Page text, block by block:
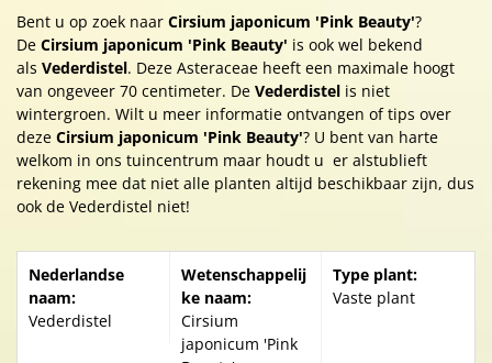
Bent u op zoek naar Cirsium japonicum 'Pink Beauty'?
De Cirsium japonicum 'Pink Beauty' is ook wel bekend
als Vederdistel. Deze Asteraceae heeft een maximale hoogt
van ongeveer 70 centimeter. De Vederdistel is niet
wintergroen. Wilt u meer informatie ontvangen of tips over
deze Cirsium japonicum 'Pink Beauty'? U bent van harte
welkom in ons tuincentrum maar houdt u er alstublieft
rekening mee dat niet alle planten altijd beschikbaar zijn, dus
ook de Vederdistel niet!
Nederlandse
naam:
Vederdistel
Wetenschappelij
ke naam:
Cirsium
japonicum 'Pink
Type plant:
Vaste plant